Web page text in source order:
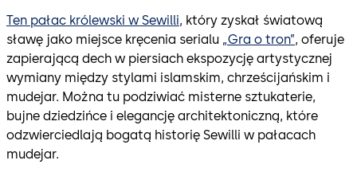
Ten pałac królewski w Sewilli, który zyskał światową
sławę jako miejsce kręcenia serialu „Gra o tron”, oferuje
zapierającą dech w piersiach ekspozycję artystycznej
wymiany między stylami islamskim, chrześcijańskim i
mudejar. Można tu podziwiać misterne sztukaterie,
bujne dziedzińce i elegancję architektoniczną, które
odzwierciedlają bogatą historię Sewilli w pałacach
mudejar.